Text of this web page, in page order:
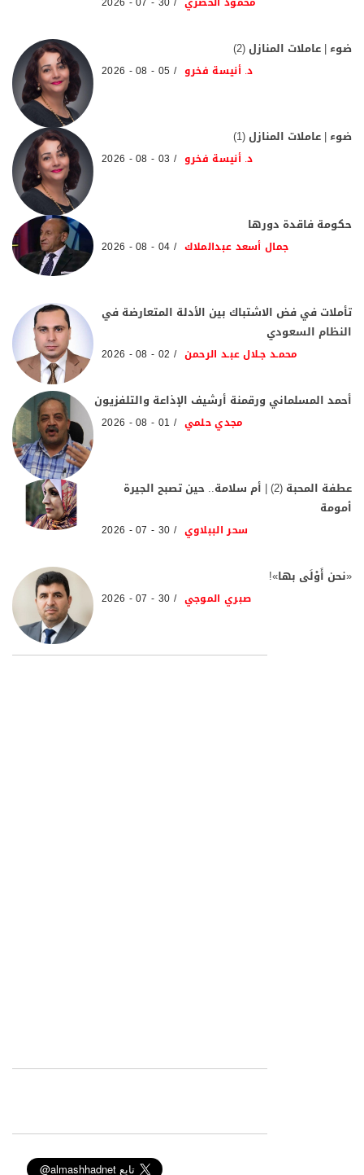
ضوء | عاملات المنازل (2)
د. أنيسة فخرو 05 - 08 - 2026
ضوء | عاملات المنازل (1)
د. أنيسة فخرو 03 - 08 - 2026
حكومة فاقدة دورها
جمال أسعد عبدالملاك 04 - 08 - 2026
تأملات في فض الاشتباك بين الأدلة المتعارضة في
النظام السعودي
محمـد جـلال عبـد الرحمن 02 - 08 - 2026
أحمد المسلماني ورقمنة أرشيف الإذاعة والتلفزيون
مجدي حلمي 01 - 08 - 2026
عطفة المحبة (2) | أم سلامة.. حين تصبح الجيرة
أمومة
سحر الببلاوي 30 - 07 - 2026
«نحن أَوْلَى بها»!
صبري الموجي 30 - 07 - 2026